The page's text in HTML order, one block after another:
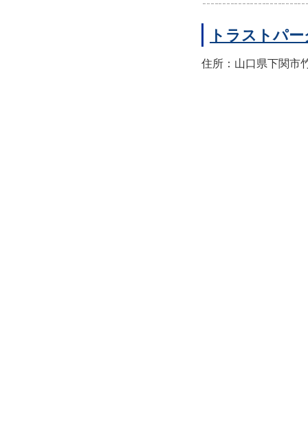
トラストパ
住所：山口県下関市